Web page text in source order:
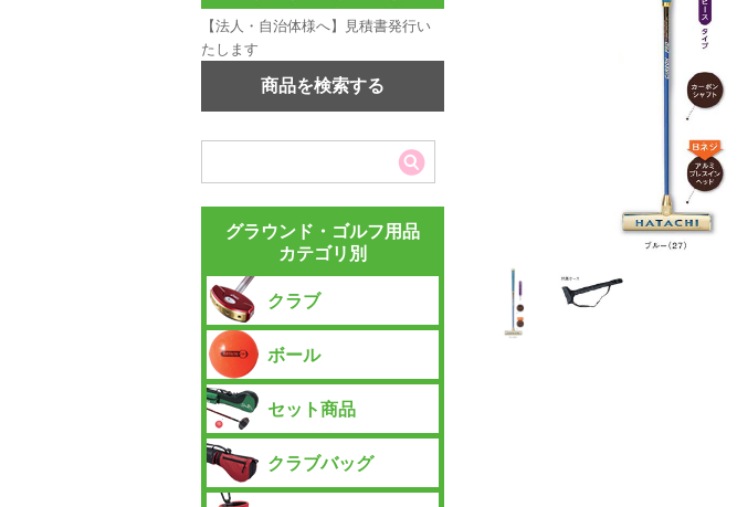
【法人・自治体様へ】見積書発行い
たします
商品を検索する
グラウンド・ゴルフ用品
カテゴリ別
クラブ
ボール
セット商品
クラブバッグ